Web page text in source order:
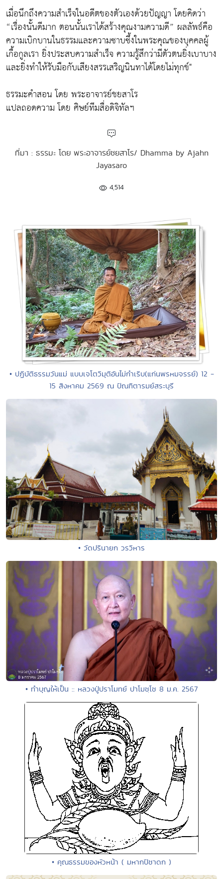
เมื่อนึกถึงความสำเร็จในอดีตของตัวเองด้วยปัญญา โดยคิดว่า
“เรื่องนั้นดีมาก ตอนนั้นเราได้สร้างคุณงามความดี” ผลลัพธ์คือ
ความเบิกบานในธรรมและความซาบซึ้งในพระคุณของบุคคลผู้
เกื้อกูลเรา ยิ่งประสบความสำเร็จ ความรู้สึกว่ามีตัวตนยิ่งเบาบาง
และยิ่งทำให้รับมือกับเสียงสรรเสริญนินทาได้โดยไม่ทุกข์"
ธรรมะคำสอน โดย พระอาจารย์ชยสาโร
แปลถอดความ โดย ศิษย์ทีมสื่อดิจิทัลฯ
ที่มา : ธรรมะ โดย พระอาจารย์ชยสาโร/ Dhamma by Ajahn
Jayasaro
4,514
• ปฏิบัติธรรมวันแม่ แบบเจโตวิมุติอันไม่กำเริบ(แก่นพรหมจรรย์) 12 -
15 สิงหาคม 2569 ณ ปัณฑิตารมย์สระบุรี
• วัดปรินายก วรวิหาร
• ทำบุญให้เป็น :: หลวงปู่ปราโมทย์ ปาโมชฺโช 8 ม.ค. 2567
• คุณธรรมของหัวหน้า ( มหากปิชาดก )